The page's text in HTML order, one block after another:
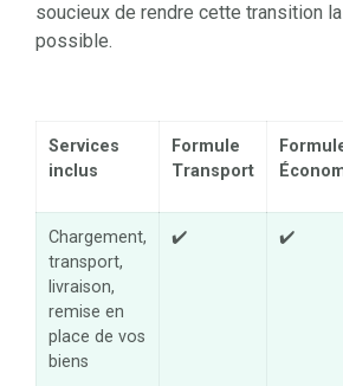
soucieux de rendre cette transition
possible.
Services
inclus
Formule
Transport
Chargement,
transport,
livraison,
remise en
place de vos
biens
✔️ ✔️